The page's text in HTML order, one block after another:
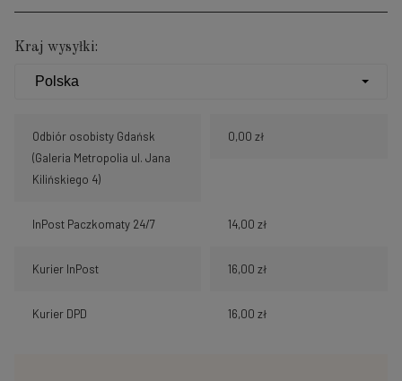
Kraj wysyłki:
Odbiór osobisty Gdańsk
(Galeria Metropolia ul. Jana
Kilińskiego 4)
0,00 zł
InPost Paczkomaty 24/7 14,00 zł
Kurier InPost 16,00 zł
Kurier DPD 16,00 zł